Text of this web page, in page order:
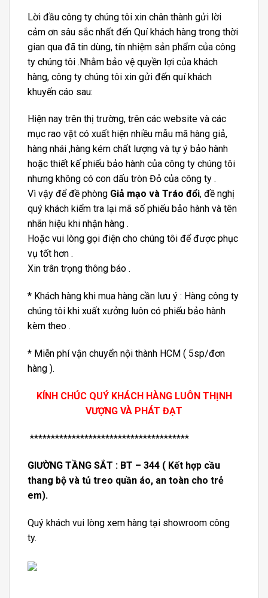
Lời đầu công ty chúng tôi xin chân thành gửi lời
cảm ơn sâu sắc nhất đến Quí khách hàng trong thời
gian qua đã tin dùng, tín nhiệm sản phẩm của công
ty chúng tôi .Nhằm bảo vệ quyền lợi của khách
hàng, công ty chúng tôi xin gửi đến quí khách
khuyến cáo sau:
Hiện nay trên thị trường, trên các website và các
mục rao vặt có xuất hiện nhiều mẫu mã hàng giả,
hàng nhái ,hàng kém chất lượng và tự ý bảo hành
hoặc thiết kế phiếu bảo hành của công ty chúng tôi
nhưng không có con dấu tròn Đỏ của công ty .
Vì vậy để đề phòng Giả mạo và Tráo đổi, đề nghị
quý khách kiểm tra lại mã số phiếu bảo hành và tên
nhãn hiệu khi nhận hàng .
Hoặc vui lòng gọi điện cho chúng tôi để được phục
vụ tốt hơn .
Xin trân trọng thông báo .
* Khách hàng khi mua hàng cần lưu ý : Hàng công ty
chúng tôi khi xuất xưởng luôn có phiếu bảo hành
kèm theo .
* Miễn phí vận chuyển nội thành HCM ( 5sp/đơn
hàng ).
KÍNH CHÚC QUÝ KHÁCH HÀNG LUÔN THỊNH
VƯỢNG VÀ PHÁT ĐẠT
**************************************
GIƯỜNG TẦNG SẮT : BT – 344 ( Kết hợp cầu
thang bộ và tủ treo quần áo, an toàn cho trẻ
em).
Quý khách vui lòng xem hàng tại showroom công
ty.